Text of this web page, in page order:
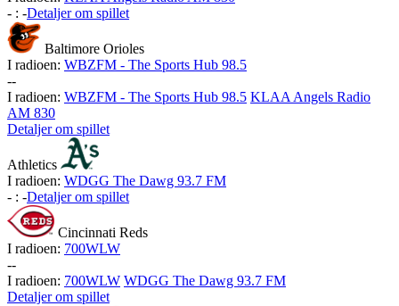
- : -Detaljer om spillet
Baltimore Orioles
I radioen: WBZFM - The Sports Hub 98.5
--
I radioen: WBZFM - The Sports Hub 98.5 KLAA Angels Radio
AM 830
Detaljer om spillet
Athletics
I radioen: WDGG The Dawg 93.7 FM
- : -Detaljer om spillet
Cincinnati Reds
I radioen: 700WLW
--
I radioen: 700WLW WDGG The Dawg 93.7 FM
Detaljer om spillet